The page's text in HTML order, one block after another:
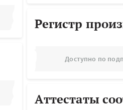
Регистр
Доступно по
Аттестаты